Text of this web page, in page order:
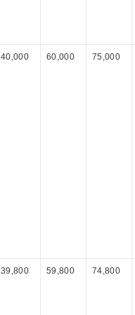
40,000 60,000 75,000
39,800 59,800 74,800